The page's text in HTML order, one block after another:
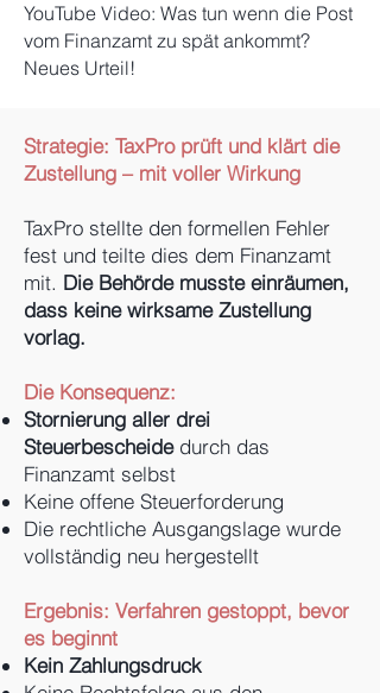
YouTube Video: Was tun wenn die Post
vom Finanzamt zu spät ankommt?
Neues Urteil!
Strategie: TaxPro prüft und klärt die
Zustellung – mit voller Wirkung
TaxPro stellte den formellen Fehler
fest und teilte dies dem Finanzamt
mit. Die Behörde musste einräumen,
dass keine wirksame Zustellung
vorlag.
Die Konsequenz:
Stornierung aller drei
Steuerbescheidedurch das
Finanzamt selbst
Keine offene Steuerforderung
Die rechtliche Ausgangslage wurde
vollständig neu hergestellt
Ergebnis: Verfahren gestoppt, bevor
es beginnt
Kein Zahlungsdruck